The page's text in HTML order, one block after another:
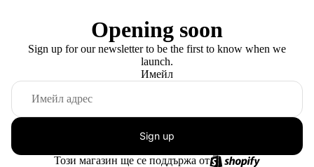
Opening soon
Sign up for our newsletter to be the first to know when we
launch.
Имейл
Sign up
Този магазин ще се поддържа от